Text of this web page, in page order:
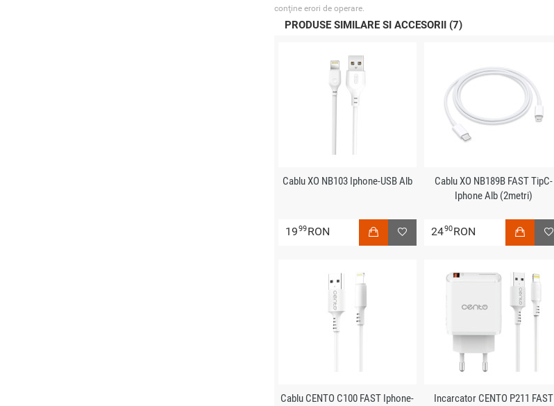
conţine erori de operare.
PRODUSE SIMILARE SI ACCESORII (7)
Cablu XO NB103 Iphone-USB Alb
1999RON
Cablu XO NB189B FAST TipC-
Iphone Alb (2metri)
2490RON
Cablu CENTO C100 FAST Iphone-
Incarcator CENTO P211 FAST